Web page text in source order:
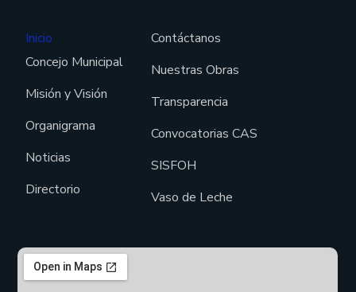
Inicio
Concejo Municipal
Misión y Visión
Organigrama
Noticias
Directorio
Contáctanos
Nuestras Obras
Transparencia
Convocatorias CAS
SISFOH
Vaso de Leche